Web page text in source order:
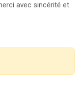
avec sincérité et